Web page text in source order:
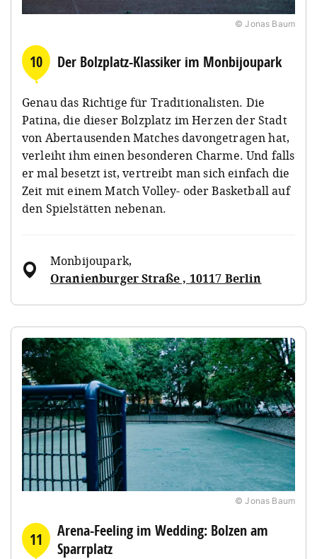
© Jonas Baum
10 Der Bolzplatz-Klassiker im Monbijoupark
Genau das Richtige für Traditionalisten. Die
Patina, die dieser Bolzplatz im Herzen der Stadt
von Abertausenden Matches davongetragen hat,
verleiht ihm einen besonderen Charme. Und falls
er mal besetzt ist, vertreibt man sich einfach die
Zeit mit einem Match Volley- oder Basketball auf
den Spielstätten nebenan.
Monbijoupark,
Oranienburger Straße , 10117 Berlin
© Jonas Baum
11
Arena-Feeling im Wedding: Bolzen am
Sparrplatz